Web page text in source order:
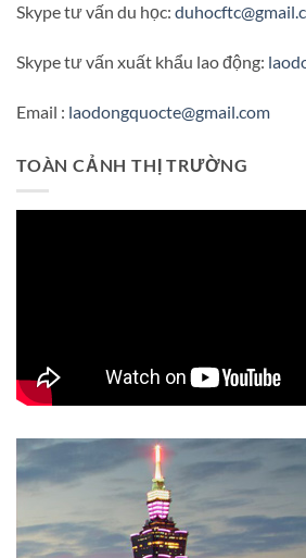
Skype tư vấn du học:
Skype tư vấn xuất khẩu lao động:
Email : laodongquocte@gmail.com
TOÀN CẢNH THỊ TRƯỜNG